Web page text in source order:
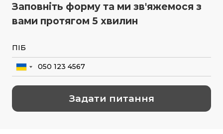
Заповніть форму та ми зв'яжемося з
вами протягом 5 хвилин